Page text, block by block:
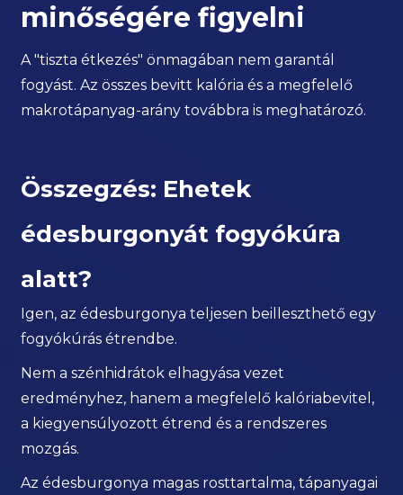
minőségére figyelni
A "tiszta étkezés" önmagában nem garantál
fogyást. Az összes bevitt kalória és a megfelelő
makrotápanyag-arány továbbra is meghatározó.
Összegzés: Ehetek
édesburgonyát fogyókúra
alatt?
Igen, az édesburgonya teljesen beilleszthető egy
fogyókúrás étrendbe.
Nem a szénhidrátok elhagyása vezet
eredményhez, hanem a megfelelő kalóriabevitel,
a kiegyensúlyozott étrend és a rendszeres
mozgás.
Az édesburgonya magas rosttartalma, tápanyagai